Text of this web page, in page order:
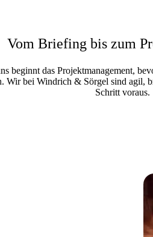
Vom Briefing bis zum
beginnt das Projektmanagement,
Wir bei Windrich & Sörgel sind agil,
Schritt voraus.